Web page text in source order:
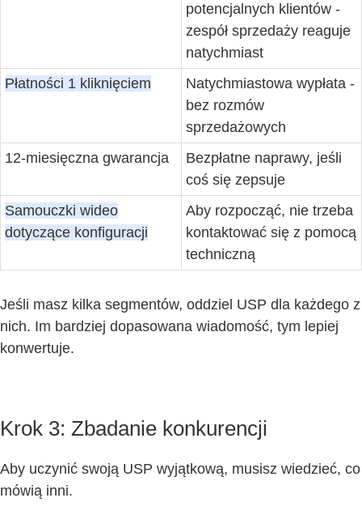
potencjalnych klientów -
zespół sprzedaży reaguje
natychmiast
Płatności 1 kliknięciem
Natychmiastowa wypłata -
bez rozmów
sprzedażowych
12-miesięczna gwarancja
Bezpłatne naprawy, jeśli
coś się zepsuje
Samouczki wideo
dotyczące konfiguracji
Aby rozpocząć, nie trzeba
kontaktować się z pomocą
techniczną
Jeśli masz kilka segmentów, oddziel USP dla każdego z
nich. Im bardziej dopasowana wiadomość, tym lepiej
konwertuje.
Krok 3: Zbadanie konkurencji
Aby uczynić swoją USP wyjątkową, musisz wiedzieć, co
mówią inni.